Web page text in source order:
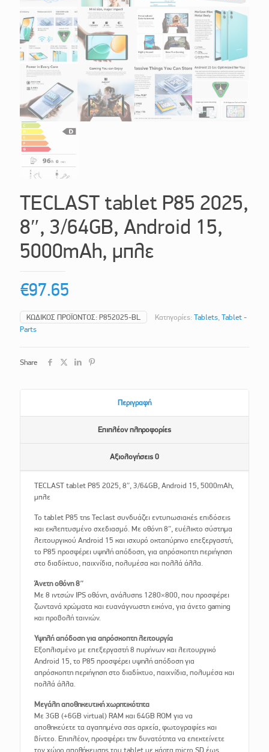
TECLAST tablet P85 2025,
8″, 3/64GB, Android 15,
5000mAh, μπλε
€97.65
ΚΩΔΙΚΌΣ ΠΡΟΪΌΝΤΟΣ: P852025-BL Κατηγορίες: Tablets, Tablet -
Parts
Share
Περιγραφή
Επιπλέον πληροφορίες
Αξιολογήσεις 0
TECLAST tablet P85 2025, 8″, 3/64GB, Android 15, 5000mAh,
μπλε
Το tablet P85 της Teclast συνδυάζει εντυπωσιακές επιδόσεις
και εκλεπτυσμένο σχεδιασμό. Με οθόνη 8″, ευέλικτο σύστημα
λειτουργικού Android 15 και ισχυρό οκταπύρηνο επεξεργαστή,
το P85 προσφέρει υψηλή απόδοση, για απρόσκοπτη περιήγηση
στο διαδίκτυο, παιχνίδια, πολυμέσα και πολλά άλλα.
Άνετη οθόνη 8″
Με 8 ιντσών IPS οθόνη, ανάλυσης 1280×800, που προσφέρει
ζωντανά χρώματα και ευανάγνωστη εικόνα, για άνετο gaming
και προβολή ταινιών.
Υψηλή απόδοση για απρόσκοπτη λειτουργία
Εξοπλισμένο με επεξεργαστή 8 πυρήνων και λειτουργικό
Android 15, το P85 προσφέρει υψηλή απόδοση για
απρόσκοπτη περιήγηση στο διαδίκτυο, παιχνίδια, πολυμέσα και
πολλά άλλα.
Μεγάλη αποθηκευτική χωρητικότητα
Με 3GB (+6GB virtual) RAM και 64GB ROM για να
αποθηκεύετε τα αγαπημένα σας αρχεία, φωτογραφίες και
βίντεο. Επιπλέον, προσφέρει την δυνατότητα να επεκτείνετε
τον χώρο αποθήκευσης του tablet με κάρτα micro SD έως